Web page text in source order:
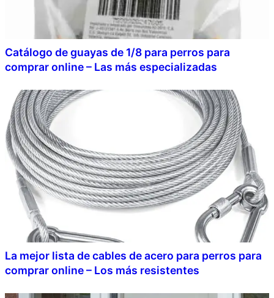
Catálogo de guayas de 1/8 para perros para
comprar online – Las más especializadas
La mejor lista de cables de acero para perros para
comprar online – Los más resistentes